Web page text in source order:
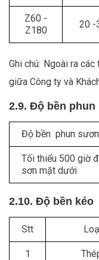
Z60 -
Z180
20 -
Ghi chú: Ngoài ra
giữa Công ty và
2.9. Độ bền
Độ bền phun
Tối thiểu 500 giờ
sơn mặt dưới
2.10. Độ bền kéo
Stt
1